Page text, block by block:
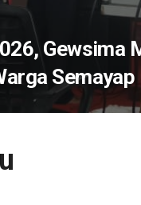
Gewsima
Semayap